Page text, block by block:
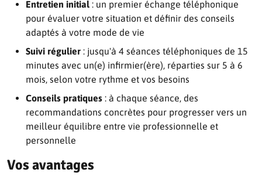
Entretien initial : un premier échange téléphonique
pour évaluer votre situation et définir des conseils
adaptés à votre mode de vie
Suivi régulier : jusqu'à 4 séances téléphoniques de 15
minutes avec un(e) infirmier(ère), réparties sur 5 à 6
mois, selon votre rythme et vos besoins
Conseils pratiques : à chaque séance, des
recommandations concrètes pour progresser vers un
meilleur équilibre entre vie professionnelle et
personnelle
Vos avantages